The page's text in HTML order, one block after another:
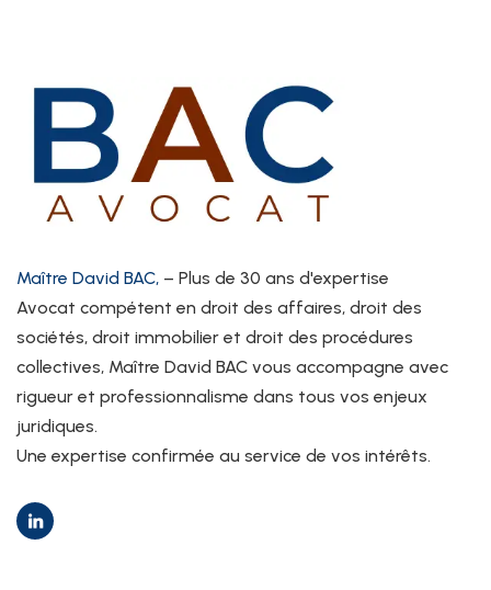
Maître David BAC, – Plus de 30 ans d'expertise
Avocat compétent en droit des affaires, droit des
sociétés, droit immobilier et droit des procédures
collectives, Maître David BAC vous accompagne avec
rigueur et professionnalisme dans tous vos enjeux
juridiques.
Une expertise confirmée au service de vos intérêts.